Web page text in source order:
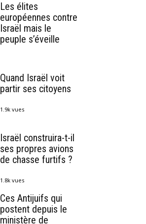
Les élites
européennes contre
Israël mais le
peuple s’éveille
Quand Israël voit
partir ses citoyens
1.9k vues
Israël construira-t-il
ses propres avions
de chasse furtifs ?
1.8k vues
Ces Antijuifs qui
postent depuis le
ministère de